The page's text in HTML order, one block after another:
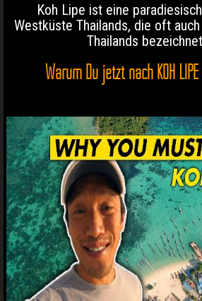
Koh Lipe ist eine
Westküste Thailands, die oft
Thailands
Warum Du jetzt nach KOH